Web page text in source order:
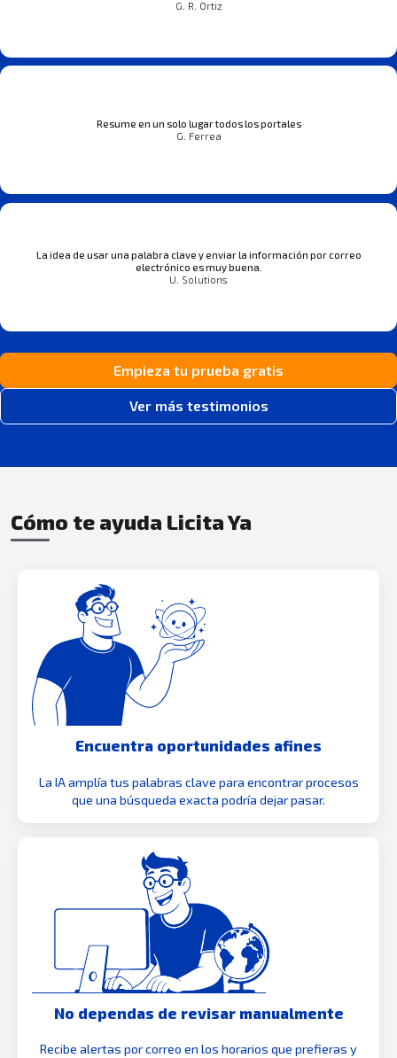
G. R. Ortiz
Resume en un solo lugar todos los portales
G. Ferrea
La idea de usar una palabra clave y enviar la información por correo
electrónico es muy buena.
U. Solutions
Empieza tu prueba gratis
Ver más testimonios
Cómo te ayuda Licita Ya
Encuentra oportunidades afines
La IA amplía tus palabras clave para encontrar procesos
que una búsqueda exacta podría dejar pasar.
No dependas de revisar manualmente
Recibe alertas por correo en los horarios que prefieras y